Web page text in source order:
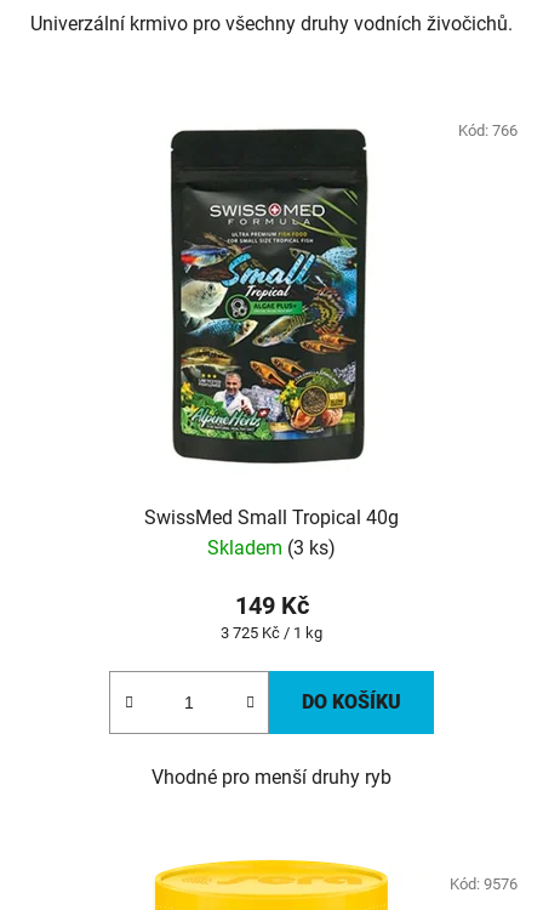
Univerzální krmivo pro všechny druhy vodních živočichů.
SwissMed Small Tropical 40g
Skladem (3 ks)
149 Kč
Měrná
3 725 Kč / 1 kg
DO KOŠÍKU
Vhodné pro menší druhy ryb
Kód: 766
Kód: 9576